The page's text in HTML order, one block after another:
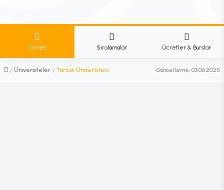
Genel Sıralamalar Ücretler & Burslar
/ Üniversiteler / Tarsus Üniversitesi Güncelleme: 03.06.2025